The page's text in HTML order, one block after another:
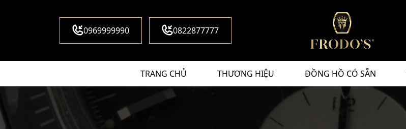
0969999990 0822877777
TRANG CHỦ THƯƠNG HIỆU ĐỒNG HỒ CÓ SẴN